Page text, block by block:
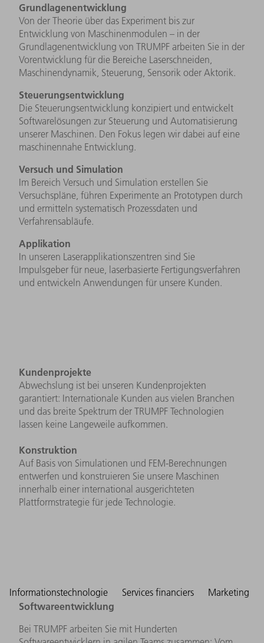
Grundlagenentwicklung
Von der Theorie über das Experiment bis zur
Entwicklung von Maschinenmodulen – in der
Grundlagenentwicklung von TRUMPF arbeiten Sie in der
Vorentwicklung für die Bereiche Laserschneiden,
Maschinendynamik, Steuerung, Sensorik oder Aktorik.
Steuerungsentwicklung
Die Steuerungsentwicklung konzipiert und entwickelt
Softwarelösungen zur Steuerung und Automatisierung
unserer Maschinen. Den Fokus legen wir dabei auf eine
maschinennahe Entwicklung.
Versuch und Simulation
Im Bereich Versuch und Simulation erstellen Sie
Versuchspläne, führen Experimente an Prototypen durch
und ermitteln systematisch Prozessdaten und
Verfahrensabläufe.
Applikation
In unseren Laserapplikationszentren sind Sie
Impulsgeber für neue, laserbasierte Fertigungsverfahren
und entwickeln Anwendungen für unsere Kunden.
Kundenprojekte
Abwechslung ist bei unseren Kundenprojekten
garantiert: Internationale Kunden aus vielen Branchen
und das breite Spektrum der TRUMPF Technologien
lassen keine Langeweile aufkommen.
Konstruktion
Auf Basis von Simulationen und FEM-Berechnungen
entwerfen und konstruieren Sie unsere Maschinen
innerhalb einer international ausgerichteten
Plattformstrategie für jede Technologie.
Informationstechnologie
Softwareentwicklung
Bei TRUMPF arbeiten Sie mit Hunderten
Services financiers Marketing